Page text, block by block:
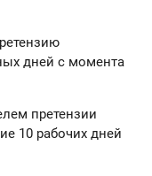
дней с момента
претензии
10 рабочих дней